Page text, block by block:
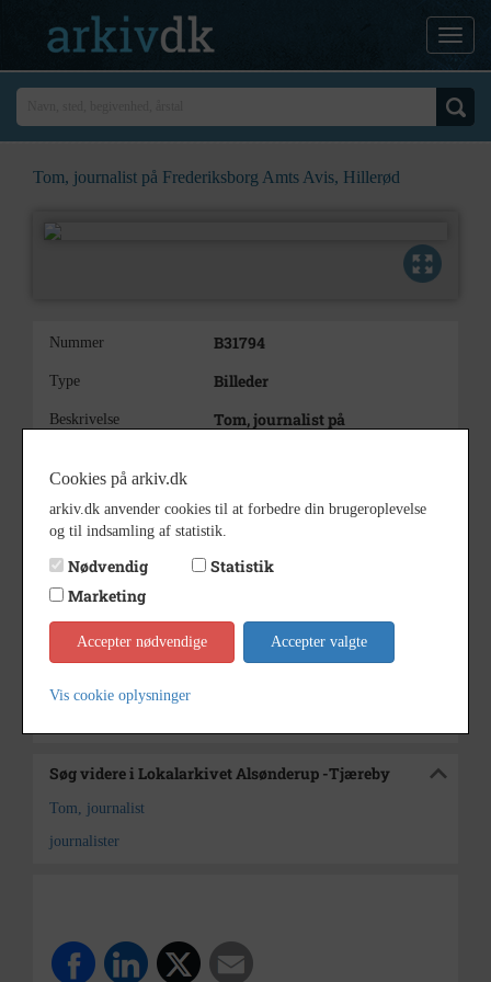
Tom, journalist på Frederiksborg Amts Avis, Hillerød
Nummer B31794
Type Billeder
Beskrivelse
Tom, journalist på
Årstal 1975
Dateringsnote 13/10 1975
Fotograf
Arkiv
Lokalarkivet Alsønderup -
Tjæreby
Kontakt arkivet
Søg videre i Lokalarkivet Alsønderup -Tjæreby
Tom, journalist
journalister
Cookies på arkiv.dk
arkiv.dk anvender cookies til at forbedre din brugeroplevelse
og til indsamling af statistik.
Nødvendig
Statistik
Marketing
Accepter nødvendige Accepter valgte
Vis cookie oplysninger